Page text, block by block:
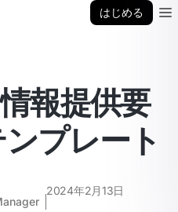
はじめる
報提供要
プレート
2024年2月13日